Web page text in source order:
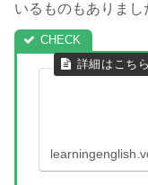
いるものもありまし